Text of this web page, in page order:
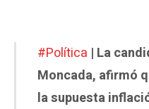
#Política | La
Moncada, afirmó
la supuesta